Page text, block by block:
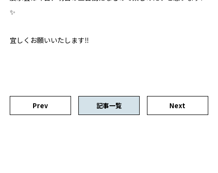
✨
宜しくお願いいたします‼️
Prev 記事一覧 Next